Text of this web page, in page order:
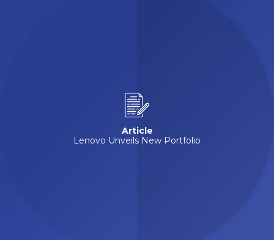
Article
Lenovo Unveils New Portfolio